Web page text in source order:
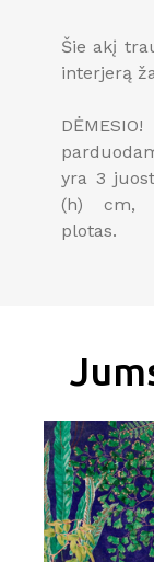
Šie akį
interjerą
yra 3
(h) cm,
plotas.